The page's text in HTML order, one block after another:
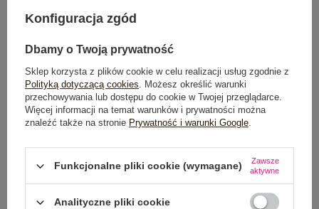
DODAJ DO KOSZYKA
Do darmowej dostawy brakuje 200,00 zł
Zamów w ciągu05:52:16 sek.,
a wyślemyjeszcze dzisiaj!
Konfiguracja zgód
Dbamy o Twoją prywatność
Sklep korzysta z plików cookie w celu realizacji usług zgodnie z
Polityką dotyczącą cookies. Możesz określić warunki
przechowywania lub dostępu do cookie w Twojej przeglądarce.
Więcej informacji na temat warunków i prywatności można
znaleźć także na stronie Prywatność i warunki Google.
Funkcjonalne pliki cookie (wymagane)
Zawsze
aktywne
Analityczne pliki cookie